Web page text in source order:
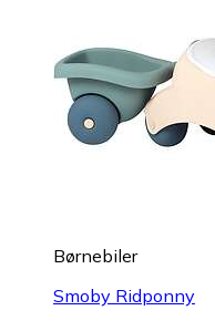
Børnebiler
Smoby Ridponny